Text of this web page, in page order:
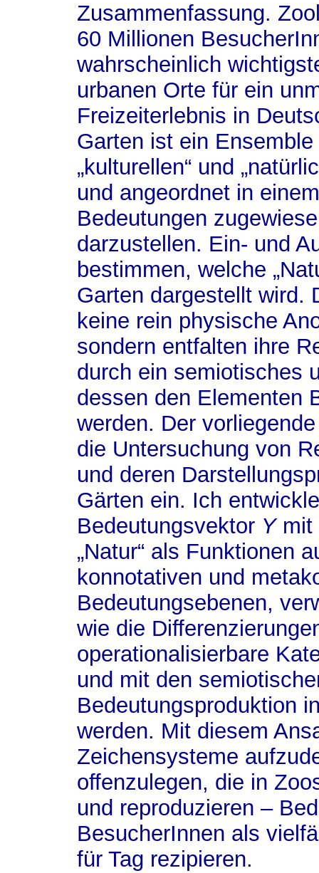
Zusammenfassung.
60 Millionen
wahrscheinlich
urbanen Orte für ein
Freizeiterlebnis in
Garten ist ein
„kulturellen“ und
und angeordnet in
Bedeutungen
darzustellen. Ein- und
bestimmen, welche
Garten dargestellt wird.
keine rein physische
sondern entfalten ihre
durch ein semiotisches
dessen den Elementen
werden. Der
die Untersuchung von
und deren
Gärten ein. Ich
Bedeutungsvektor Ymit
„Natur“ als Funktionen
konnotativen und
Bedeutungsebenen,
wie die
operationalisierbare
und mit den
Bedeutungsproduktion
werden. Mit diesem
Zeichensysteme
offenzulegen, die in
und reproduzieren –
BesucherInnen als
für Tag rezipieren.